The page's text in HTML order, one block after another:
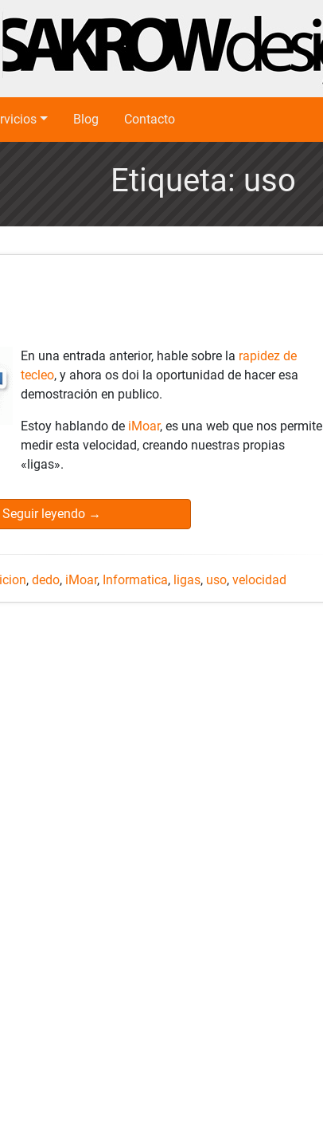
Blog Contacto
Etiqueta: uso
En una entrada anterior, hable sobre la rapidez de
tecleo, y ahora os doi la oportunidad de hacer esa
demostración en publico.
Estoy hablando de iMoar, es una web que nos permite
medir esta velocidad, creando nuestras propias
«ligas».
Seguir leyendo →
, dedo, iMoar, Informatica, ligas, uso, velocidad